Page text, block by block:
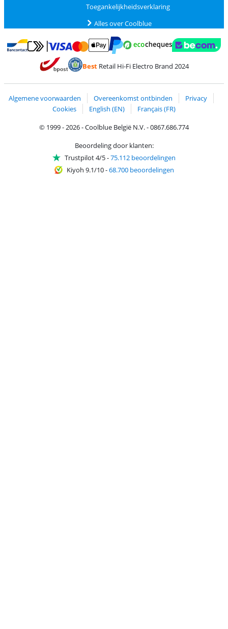
Toegankelijkheidsverklaring
Alles over Coolblue
Betalen met Bancontact
Betalen met MasterCard en Visa via ClickToPay
BestRetail Hi-Fi Electro Brand 2024
Algemene voorwaarden Overeenkomst ontbinden
Privacy
Cookies
English (EN)
Français (FR)
© 1999 - 2026 - Coolblue België N.V. - 0867.686.774
Beoordeling door klanten:
Trustpilot 4/5-75.112 beoordelingen
Kiyoh 9.1/10-68.700 beoordelingen